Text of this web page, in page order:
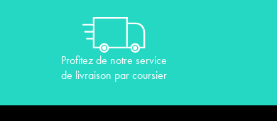
Profitez de notre service
de livraison par coursier